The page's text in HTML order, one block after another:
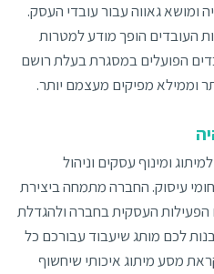
ומושא גאווה עבור עובדי העסק.
העובדים הופך מודע למטרות
הפועלים במסגרת בעלת רושם
וממילא מפיקים מעצמם יותר.
ומינוף עסקים וניהול
עיסוק. החברה מתמחה ביצירת
הפעילות העסקית בחברה ולהגדלת
לכם מותג שיעבוד עבורכם כל
מסע מיתוג איכותי שיחשוף